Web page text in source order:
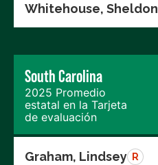
Whitehouse, Sheldon
South Carolina
2025 Promedio
estatal en la Tarjeta
de evaluación
Graham, Lindsey R